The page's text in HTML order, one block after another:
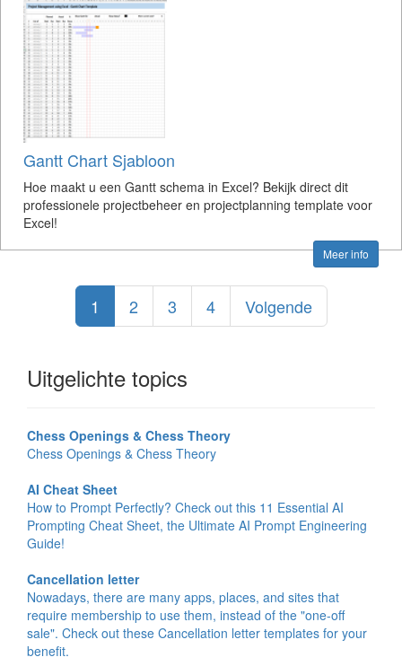
Gantt Chart Sjabloon
Hoe maakt u een Gantt schema in Excel? Bekijk direct dit
professionele projectbeheer en projectplanning template voor
Excel!
Meer info
1 2 3 4 Volgende
Uitgelichte topics
Chess Openings & Chess Theory
Chess Openings & Chess Theory
AI Cheat Sheet
How to Prompt Perfectly? Check out this 11 Essential AI
Prompting Cheat Sheet, the Ultimate AI Prompt Engineering
Guide!
Cancellation letter
Nowadays, there are many apps, places, and sites that
require membership to use them, instead of the "one-off
sale". Check out these Cancellation letter templates for your
benefit.